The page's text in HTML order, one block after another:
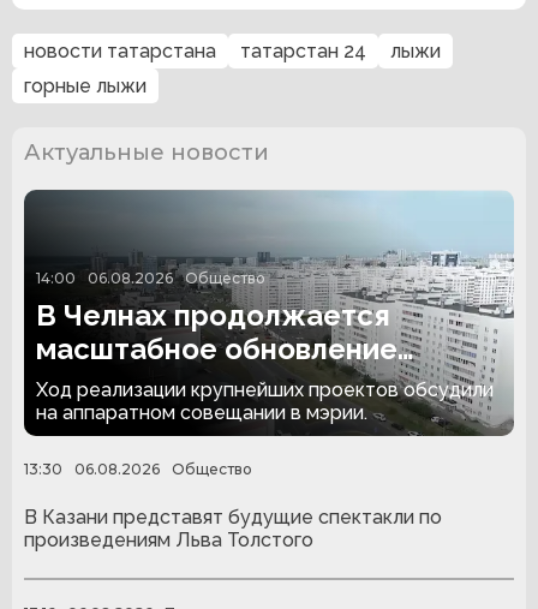
новости татарстана татарстан 24
лыжи
горные лыжи
Актуальные новости
14:00 06.08.2026 Общество
В Челнах продолжается
масштабное обновление
города
Ход реализации крупнейших проектов обсудили
на аппаратном совещании в мэрии.
13:30 06.08.2026 Общество
В Казани представят будущие спектакли по
произведениям Льва Толстого